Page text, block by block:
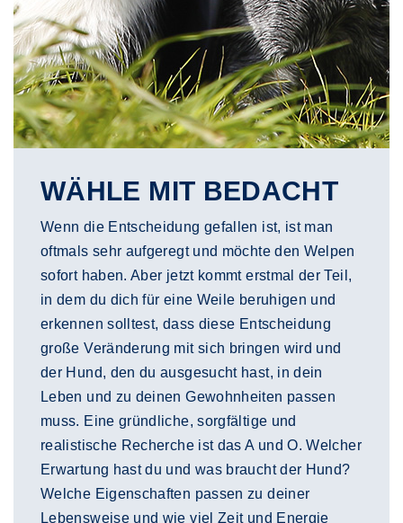
WÄHLE MIT BEDACHT
Wenn die Entscheidung gefallen ist, ist man
oftmals sehr aufgeregt und möchte den Welpen
sofort haben. Aber jetzt kommt erstmal der Teil,
in dem du dich für eine Weile beruhigen und
erkennen solltest, dass diese Entscheidung
große Veränderung mit sich bringen wird und
der Hund, den du ausgesucht hast, in dein
Leben und zu deinen Gewohnheiten passen
muss. Eine gründliche, sorgfältige und
realistische Recherche ist das A und O. Welcher
Erwartung hast du und was braucht der Hund?
Welche Eigenschaften passen zu deiner
Lebensweise und wie viel Zeit und Energie